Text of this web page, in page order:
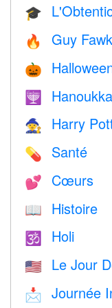
🎓
🔥 Guy
🎃
🕎 Hanoukka
🧙 Harry
💊 Santé
💕 Cœurs
📖 Histoire
🕉 Holi
🇺🇸 Le Jour
📩 Journée